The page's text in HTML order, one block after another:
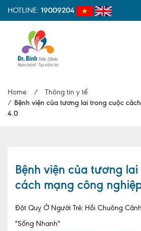
HOTLINE: 19009204
Giới thiệu
Cơ sở vật chất
Hợp tác quốc
Home /
Thông tin y tế
/ Bệnh viện của tương lai trong cuộc
4.0
Bệnh viện của tương
cách mạng công
Đột Quỵ Ở Người Trẻ: Hồi Chuông
"Sống Nhanh"